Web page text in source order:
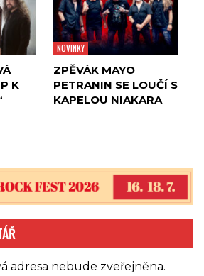
K
NOVINKY
ZPĚVÁK MAYO
PETRANIN SE LOUČÍ S
KAPELOU NIAKARA
adresa nebude zveřejněna.